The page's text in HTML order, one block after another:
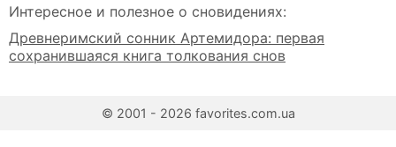
Интересное и полезное о сновидениях:
Древнеримский сонник Артемидора: первая
сохранившаяся книга толкования снов
© 2001 - 2026 favorites.com.ua